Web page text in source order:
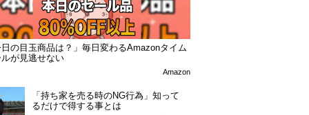
の目玉商品は？」毎日変わるAmazonタイム
が見逃せない
Amazon
「持ち家を売る時のNG行為」知って
るだけで得する事とは